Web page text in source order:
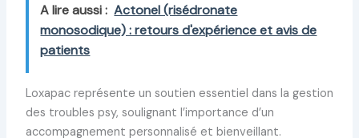
A lire aussi : Actonel (risédronate
monosodique) : retours d'expérience et avis de
patients
Loxapac représente un soutien essentiel dans la gestion
des troubles psy, soulignant l’importance d’un
accompagnement personnalisé et bienveillant.